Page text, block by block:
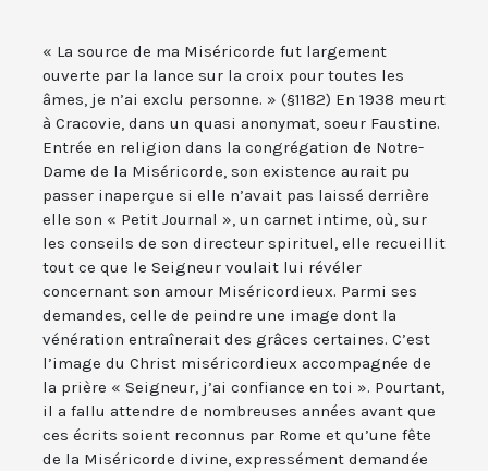
« La source de ma Miséricorde fut largement
ouverte par la lance sur la croix pour toutes les
âmes, je n’ai exclu personne. » (§1182) En 1938 meurt
à Cracovie, dans un quasi anonymat, soeur Faustine.
Entrée en religion dans la congrégation de Notre-
Dame de la Miséricorde, son existence aurait pu
passer inaperçue si elle n’avait pas laissé derrière
elle son « Petit Journal », un carnet intime, où, sur
les conseils de son directeur spirituel, elle recueillit
tout ce que le Seigneur voulait lui révéler
concernant son amour Miséricordieux. Parmi ses
demandes, celle de peindre une image dont la
vénération entraînerait des grâces certaines. C’est
l’image du Christ miséricordieux accompagnée de
la prière « Seigneur, j’ai confiance en toi ». Pourtant,
il a fallu attendre de nombreuses années avant que
ces écrits soient reconnus par Rome et qu’une fête
de la Miséricorde divine, expressément demandée